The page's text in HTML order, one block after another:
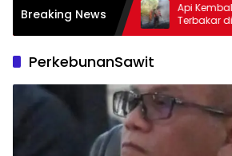
Breaking News
MTQ Kalbar,
I dan Raih
Api Kembali
Terbakar di
PerkebunanSawit